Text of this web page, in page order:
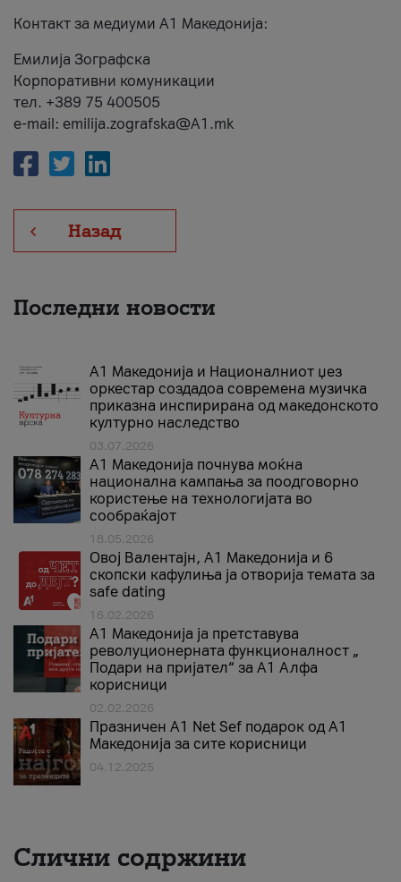
Контакт за медиуми А1 Македонија:
Емилија Зографска
Корпоративни комуникации
тел. +389 75 400505
e-mail: emilija.zografska@A1.mk
Назад
Последни новости
А1 Македонија и Националниот џез
оркестар создадоа современа музичка
приказна инспирирана од македонското
културно наследство
03.07.2026
A1 Македонија почнува моќна
национална кампања за поодговорно
користење на технологијата во
сообраќајот
18.05.2026
Овој Валентајн, A1 Македонија и 6
скопски кафулиња ја отворија темата за
safe dating
16.02.2026
А1 Македонија ја претставува
револуционерната функционалност „
Подари на пријател“ за А1 Алфа
корисници
02.02.2026
Празничен A1 Net Sеf подарок од А1
Македонија за сите корисници
04.12.2025
Слични содржини